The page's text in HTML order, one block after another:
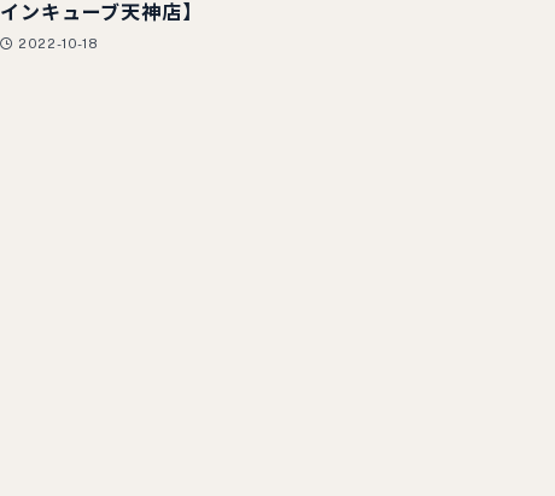
インキューブ天神店】
2022-10-18